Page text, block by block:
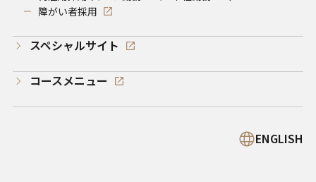
障がい者採用
スペシャルサイト
コースメニュー
ENGLISH